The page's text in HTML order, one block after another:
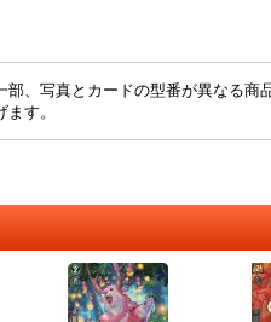
、写真とカードの型番が異なる商
す。